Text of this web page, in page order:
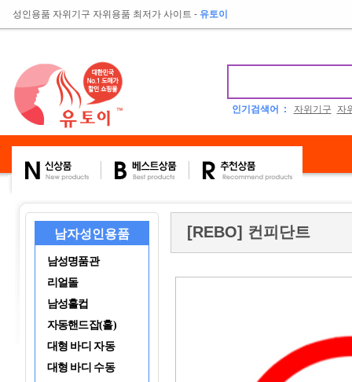
성인용품 자위기구 자위용품 최저가 사이트 - 유토이
인기검색어 : 자위기구 자
남자성인용품
남성명품관
리얼돌
남성홀컵
자동핸드잡(홀)
대형 바디 자동
대형 바디 수동
[REBO] 컨피단트